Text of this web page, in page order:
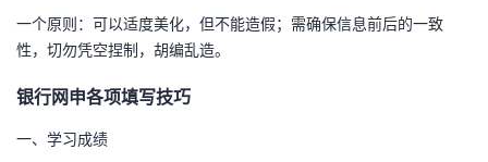
的
课
程
我
的
认
我
的
我
技
术
支
的
云
声
一个原则：可以适度美化，但不能造假；需确保信息前后的一致
性，切勿凭空捏制，胡编乱造。
银行网申各项填写技巧
一、学习成绩